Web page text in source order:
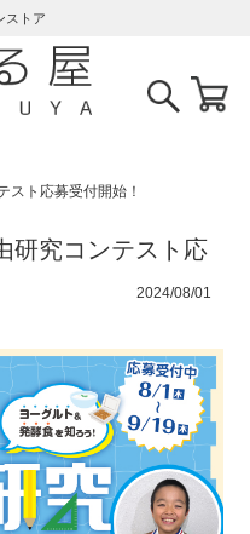
ストア
スト応募受付開始！
研究コンテスト応
2024/08/01